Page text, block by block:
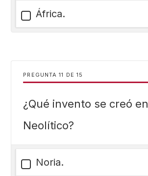
África.
PREGUNTA DE 15
¿Qué invento se creó
Neolítico?
Noria.